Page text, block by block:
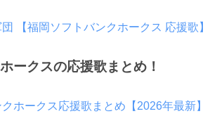
【福岡ソフトバンクホークス 応援歌】
ークスの応援歌まとめ！
ホークス応援歌まとめ【2026年最新】